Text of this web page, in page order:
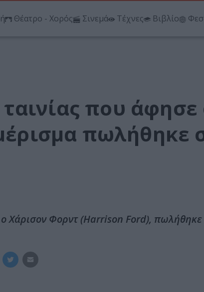
Θέατρο - Χορός Σινεμά Τέχνες Βιβλίο
που άφησε
πωλήθηκε
ο Χάρισον Φορντ (Harrison Ford),